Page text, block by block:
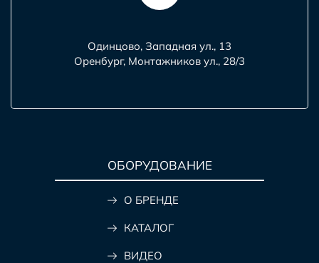
Одинцово, Западная ул., 13
Оренбург, Монтажников ул., 28/3
ОБОРУДОВАНИЕ
О БРЕНДЕ
КАТАЛОГ
ВИДЕО